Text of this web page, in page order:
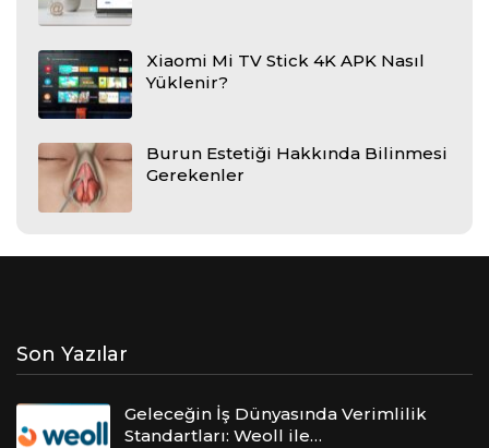
Xiaomi Mi TV Stick 4K APK Nasıl
Yüklenir?
Burun Estetiği Hakkında Bilinmesi
Gerekenler
Son Yazılar
Geleceğin İş Dünyasında Verimlilik
Standartları: Weoll ile…